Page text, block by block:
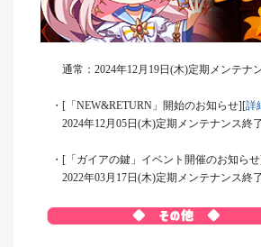
通常：2024年12月19日(木)定期メンテナ
・[「NEW&RETURN」開始のお知らせ][詳
2024年12月05日(木)定期メンテナンス終
・[「ガイアの鍵」イベント開催のお知ら
2022年03月17日(木)定期メンテナンス終